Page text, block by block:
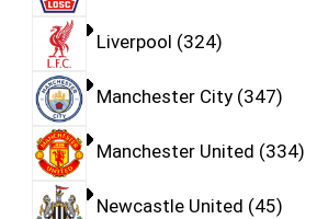
Liverpool 324
Manchester City 347
Manchester United 334
Newcastle United 45